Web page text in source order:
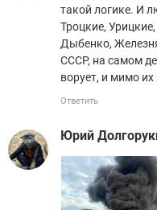
такой логике. И
Троцкие,
Дыбенко,
СССР, на самом
ворует, и мимо их
Ответить
Юрий